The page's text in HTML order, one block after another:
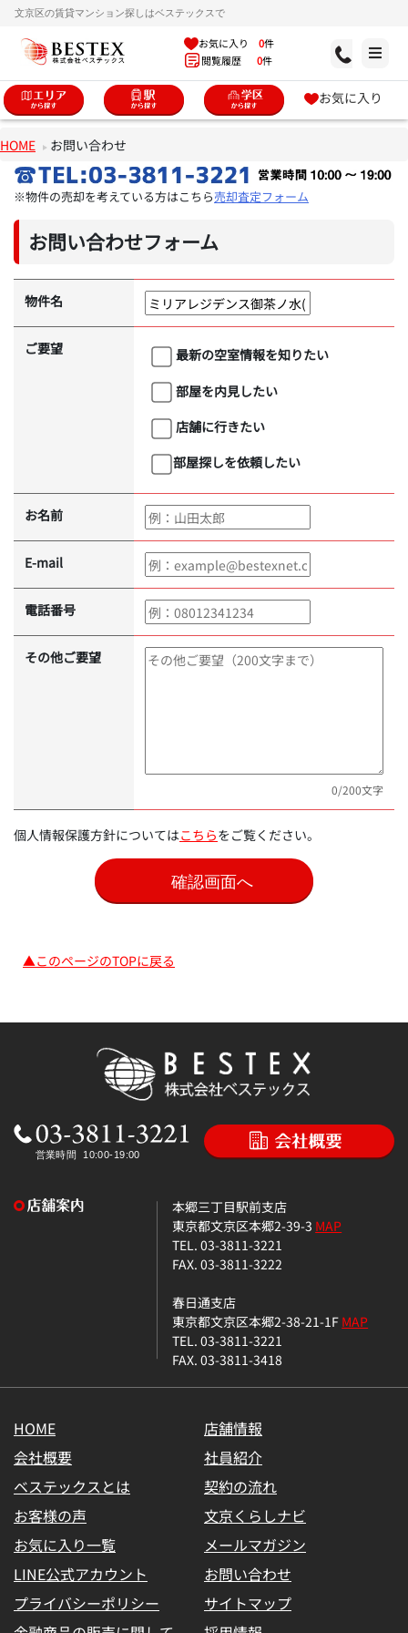
文京区の賃貸マンション探しはベステックスで
お気に入り 0件
閲覧履歴 0件
お気に入り
HOME お問い合わせ
※物件の売却を考えている方はこちら売却査定フォーム
お問い合わせフォーム
物件名
ご要望
最新の空室情報を知りたい
部屋を内見したい
店舗に行きたい
部屋探しを依頼したい
お名前
E-mail
電話番号
その他ご要望
0/200文字
個人情報保護方針についてはこちらをご覧ください。
▲このページのTOPに戻る
本郷三丁目駅前支店
東京都文京区本郷2-39-3 MAP
TEL. 03-3811-3221
FAX. 03-3811-3222
春日通支店
東京都文京区本郷2-38-21-1FMAP
TEL. 03-3811-3221
FAX. 03-3811-3418
HOME
店舗情報
会社概要
社員紹介
ベステックスとは
契約の流れ
お客様の声
文京くらしナビ
お気に入り一覧
メールマガジン
LINE公式アカウント
お問い合わせ
プライバシーポリシー
サイトマップ